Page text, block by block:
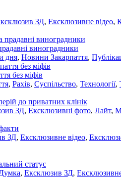
ЗД, Ексклюзивне відео,
виноградники
дня, Новини Закарпаття,
без міфів
, Рахів, Суспільство, Технології,
до приватних клінік
ЗД, Ексклюзивні фото, Лайт,
ЗД, Ексклюзивне відео,
статус
, Ексклюзив ЗД,